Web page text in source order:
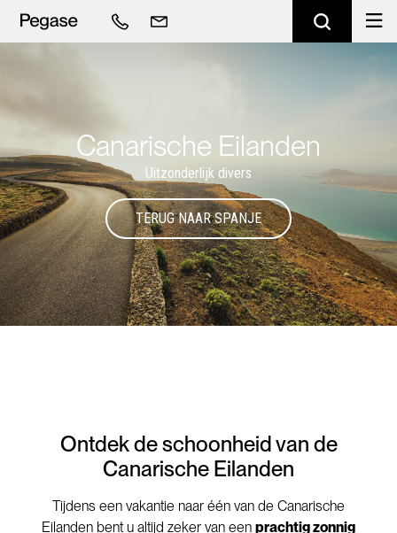
Canarische Eilanden
Uitzonderlijk divers
TERUG NAAR SPANJE
Ontdek de schoonheid van de
Canarische Eilanden
Tijdens een vakantie naar één van de Canarische
Eilanden bent u altijd zeker van een prachtig zonnig